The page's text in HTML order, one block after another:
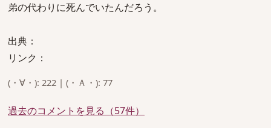
弟の代わりに死んでいたんだろう。
出典：
リンク：
(・∀・): 222 | (・Ａ・): 77
過去のコメントを見る（57件）